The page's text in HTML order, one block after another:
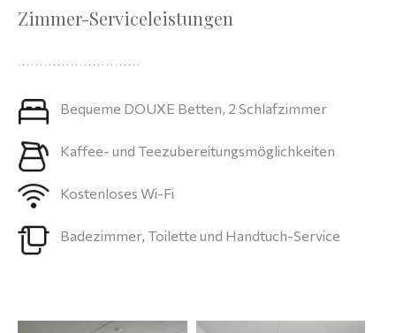
Zimmer-Serviceleistungen
Bequeme DOUXE Betten, 2 Schlafzimmer
Kaffee- und Teezubereitungsmöglichkeiten
Kostenloses Wi-Fi
Badezimmer, Toilette und Handtuch-Service